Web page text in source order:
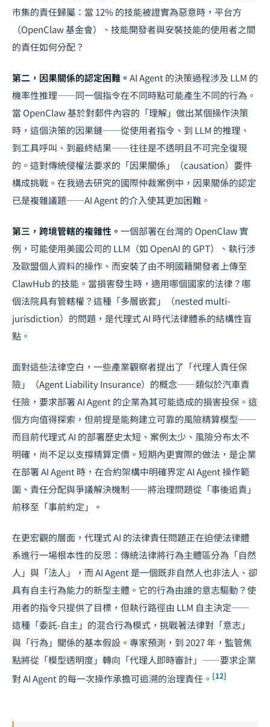
市集的責任歸屬：當 12% 的技能被證實為惡意時，平台方
（OpenClaw 基金會）、技能開發者與安裝技能的使用者之間
的責任如何分配？
第二，因果關係的認定困難。 AI Agent 的決策過程涉及 LLM 的
機率性推理——同一個指令在不同時點可能產生不同的行為。
當 OpenClaw 基於對郵件內容的「理解」做出某個操作決策
時，這個決策的因果鏈——從使用者指令、到 LLM 的推理、
到工具呼叫、到最終結果——往往是不透明且不可完全復現
的。這對傳統侵權法要求的「因果關係」（causation）要件
構成挑戰。在我過去研究的國際仲裁案例中，因果關係的認定
已是複雜議題——AI Agent 的介入使其更加困難。
第三，跨境管轄的複雜性。 一個部署在台灣的 OpenClaw 實
例，可能使用美國公司的 LLM（如 OpenAI 的 GPT）、執行涉
及歐盟個人資料的操作、而安裝了由不明國籍開發者上傳至
ClawHub 的技能。當損害發生時，適用哪個國家的法律？哪
個法院具有管轄權？這種「多層嵌套」（nested multi-
jurisdiction）的問題，是代理式 AI 時代法律體系的結構性盲
點。
面對這些法律空白，一些產業觀察者提出了「代理人責任保
險」（Agent Liability Insurance）的概念——類似於汽車責
任險，要求部署 AI Agent 的企業為其可能造成的損害投保。這
個方向值得探索，但前提是能夠建立可靠的風險精算模型——
而目前代理式 AI 的部署歷史太短、案例太少、風險分布太不
明確，尚不足以支撐精算定價。短期內更實際的做法，是企業
在部署 AI Agent 時，在合約架構中明確界定 AI Agent 操作範
圍、責任分配與爭議解決機制——將治理問題從「事後追責」
前移至「事前約定」。
在更宏觀的層面，代理式 AI 的法律責任問題正在迫使法律體
系進行一場根本性的反思：傳統法律將行為主體區分為「自然
人」與「法人」，而 AI Agent 是一個既非自然人也非法人、卻
具有自主行為能力的新型主體。它的行為由誰的意志驅動？使
用者的指令只提供了目標，但執行路徑由 LLM 自主決定——
這種「委託-自主」的混合行為模式，挑戰著法律對「意志」
與「行為」關係的基本假設。專家預測，到 2027 年，監管焦
點將從「模型透明度」轉向「代理人即時審計」——要求企業
對 AI Agent 的每一次操作承擔可追溯的治理責任。 [12]